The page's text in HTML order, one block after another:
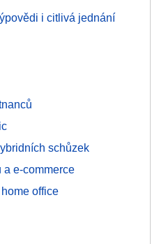
i citlivá jednání
schůzek
a e-commerce
office